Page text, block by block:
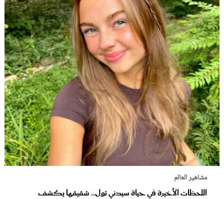
مشاهير العالم
اللحظات الأخيرة في حياة سيدني تول.. شقيقها يكشف